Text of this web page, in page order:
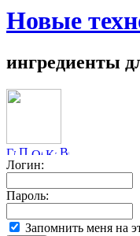
Новые
ингредиенты
Логин:
Пароль:
Запомнить меня на